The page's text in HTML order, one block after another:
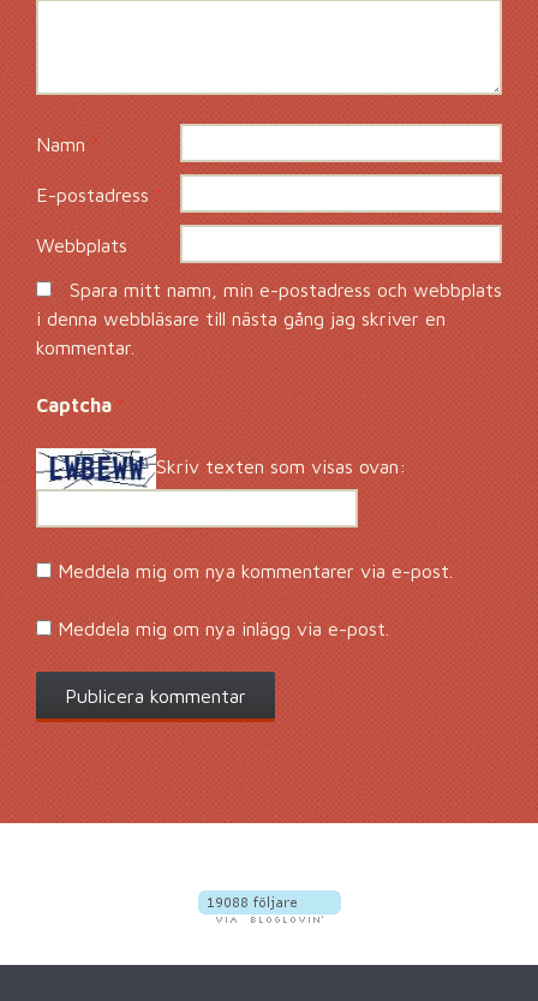
Namn*
E-postadress*
Webbplats
Spara mitt namn, min e-postadress och webbplats
i denna webbläsare till nästa gång jag skriver en
kommentar.
Captcha *
Skriv texten som visas ovan:
Meddela mig om nya kommentarer via e-post.
Meddela mig om nya inlägg via e-post.